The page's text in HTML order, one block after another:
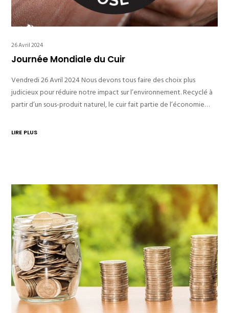
26 Avril 2024
Journée Mondiale du Cuir
Vendredi 26 Avril 2024 Nous devons tous faire des choix plus
judicieux pour réduire notre impact sur l’environnement. Recyclé à
partir d’un sous-produit naturel, le cuir fait partie de l’économie…
LIRE PLUS